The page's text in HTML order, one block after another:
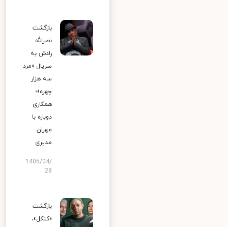
بازگشت
نصرالله
رادش به
سریال «مرد
سه هزار
چهره»؛
همکاری
دوباره با
مهران
مدیری
1405/04/
28
بازگشت
«کنکل»،